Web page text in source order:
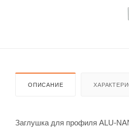
ОПИСАНИЕ
Заглушка для профиля ALU-